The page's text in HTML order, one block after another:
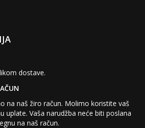
dostave.
na naš žiro račun. Molimo koristite vaš
uplate. Vaša narudžba neće biti poslana
na naš račun.